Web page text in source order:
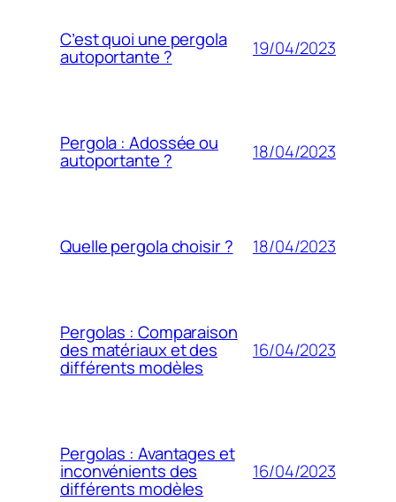
C’est quoi une pergola
autoportante ? 19/04/2023
Pergola : Adossée ou
autoportante ? 18/04/2023
Quelle pergola choisir ? 18/04/2023
Pergolas : Comparaison
des matériaux et des
différents modèles
16/04/2023
Pergolas : Avantages et
inconvénients des
différents modèles
16/04/2023